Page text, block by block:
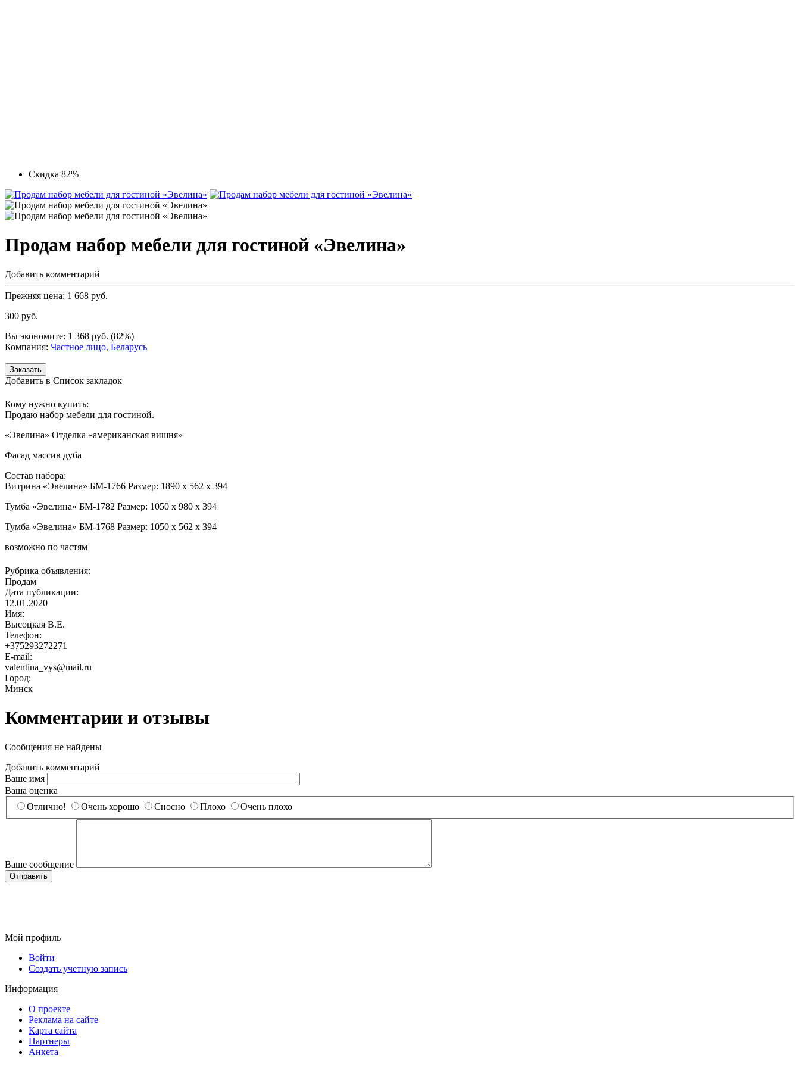
Скидка 82%
Продам набор мебели для гостиной «Эвелина»
Добавить комментарий
Прежняя цена: 1 668 руб.
300 руб.
Вы экономите: 1 368 руб. (82%)
Компания: Частное лицо, Беларусь
Добавить в Список закладок
Кому нужно купить:
Продаю набор мебели для гостиной.
«Эвелина» Отделка «американская вишня»
Фасад массив дуба
Состав набора:
Витрина «Эвелина» БМ-1766 Размер: 1890 х 562 х 394
Тумба «Эвелина» БМ-1782 Размер: 1050 х 980 х 394
Тумба «Эвелина» БМ-1768 Размер: 1050 х 562 х 394
возможно по частям
Рубрика объявления:
Продам
Дата публикации:
12.01.2020
Имя:
Высоцкая В.Е.
Телефон:
+375293272271
E-mail:
valentina_vys@mail.ru
Город:
Минск
Комментарии и отзывы
Сообщения не найдены
Добавить комментарий
Ваше имя
Ваша оценка
Отлично!
Очень хорошо Сносно Плохо Очень плохо
Ваше сообщение
Мой профиль
Войти
Создать учетную запись
Информация
О проекте
Реклама на сайте
Карта сайта
Партнеры
Анкета